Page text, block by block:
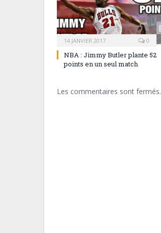
14 JANVIER 2017 0
NBA : Jimmy Butler plante 52
points en un seul match
Les commentaires sont fermés.